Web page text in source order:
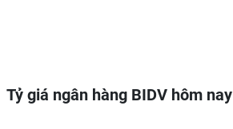
Tỷ giá ngân hàng BIDV hôm nay